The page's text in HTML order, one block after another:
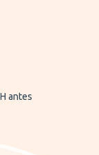
antes